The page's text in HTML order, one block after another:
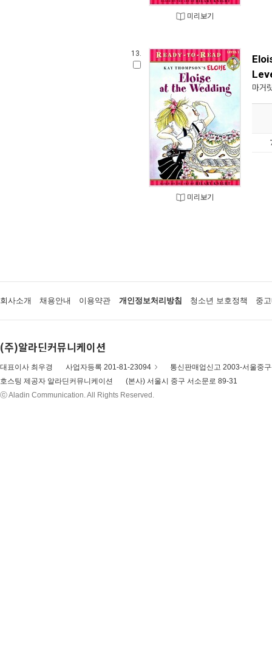
미리보기
13.
미리보기
마거
회사소개 채용안내 이용약관 개인정보처리방침 청소년 보호정책 중
(주)알라딘커뮤니케이션
대표이사 최우경 사업자등록 201-81-23094
통신판매업신고 2003-서울중
호스팅 제공자 알라딘커뮤니케이션
(본사) 서울시 중구 서소문로 89-31
ⓒ Aladin Communication. All Rights Reserved.